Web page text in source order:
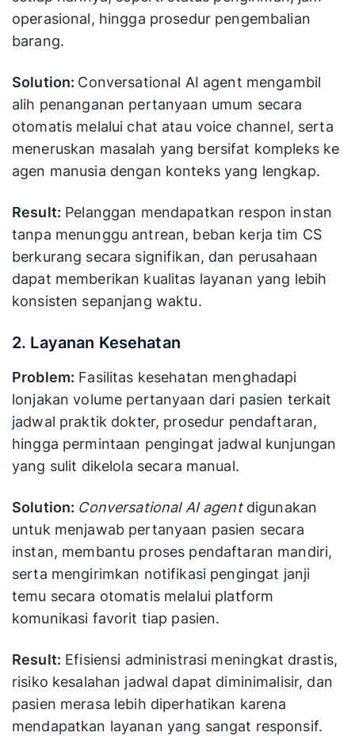
operasional, hingga prosedur pengembalian
barang.
Solution: Conversational AI agent mengambil
alih penanganan pertanyaan umum secara
otomatis melalui chat atau voice channel, serta
meneruskan masalah yang bersifat kompleks ke
agen manusia dengan konteks yang lengkap.
Result: Pelanggan mendapatkan respon instan
tanpa menunggu antrean, beban kerja tim CS
berkurang secara signifikan, dan perusahaan
dapat memberikan kualitas layanan yang lebih
konsisten sepanjang waktu.
2. Layanan Kesehatan
Problem: Fasilitas kesehatan menghadapi
lonjakan volume pertanyaan dari pasien terkait
jadwal praktik dokter, prosedur pendaftaran,
hingga permintaan pengingat jadwal kunjungan
yang sulit dikelola secara manual.
Solution: Conversational AI agentdigunakan
untuk menjawab pertanyaan pasien secara
instan, membantu proses pendaftaran mandiri,
serta mengirimkan notifikasi pengingat janji
temu secara otomatis melalui platform
komunikasi favorit tiap pasien.
Result: Efisiensi administrasi meningkat drastis,
risiko kesalahan jadwal dapat diminimalisir, dan
pasien merasa lebih diperhatikan karena
mendapatkan layanan yang sangat responsif.